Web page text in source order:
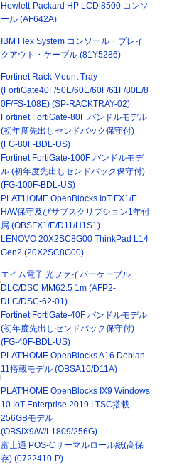
Hewlett-Packard HP LCD 8500 コンソ
ール (AF642A)
IBM Flex System コンソール・ブレイ
クアウト・ケーブル (81Y5286)
Fortinet Rack Mount Tray
(FortiGate40F/50E/60E/60F/61F/80E/8
0F/FS-108E) (SP-RACKTRAY-02)
Fortinet FortiGate-80F バンドルモデル
(初年度先出しセンドバック保守付)
(FG-80F-BDL-US)
Fortinet FortiGate-100F バンドルモデ
ル (初年度先出しセンドバック保守付)
(FG-100F-BDL-US)
PLAT'HOME OpenBlocks IoT FX1/E
H/W保守及びサブスクリプション1年付
属 (OBSFX1/E/D11/H1S1)
LENOVO 20X2SC8G00 ThinkPad L14
Gen2 (20X2SC8G00)
エイム電子 光ファイバーケーブル
DLC/DSC MM62.5 1m (AFP2-
DLC/DSC-62-01)
Fortinet FortiGate-40F バンドルモデル
(初年度先出しセンドバック保守付)
(FG-40F-BDL-US)
PLAT'HOME OpenBlocks A16 Debian
11搭載モデル (OBSA16/D11A)
PLAT'HOME OpenBlocks IX9 Windows
10 IoT Enterprise 2019 LTSC搭載
256GBモデル
(OBSIX9/W/L1809/256G)
富士通 POS-Cサーマルロール紙(高保
存) (0722410-P)